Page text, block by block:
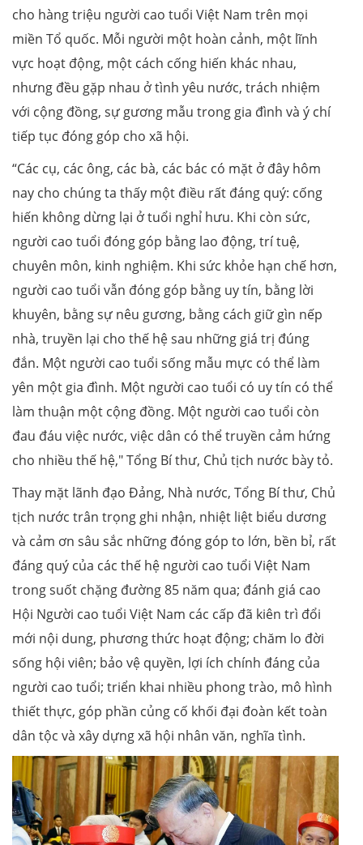
cho hàng triệu người cao tuổi Việt Nam trên mọi
miền Tổ quốc. Mỗi người một hoàn cảnh, một lĩnh
vực hoạt động, một cách cống hiến khác nhau,
nhưng đều gặp nhau ở tình yêu nước, trách nhiệm
với cộng đồng, sự gương mẫu trong gia đình và ý chí
tiếp tục đóng góp cho xã hội.
“Các cụ, các ông, các bà, các bác có mặt ở đây hôm
nay cho chúng ta thấy một điều rất đáng quý: cống
hiến không dừng lại ở tuổi nghỉ hưu. Khi còn sức,
người cao tuổi đóng góp bằng lao động, trí tuệ,
chuyên môn, kinh nghiệm. Khi sức khỏe hạn chế hơn,
người cao tuổi vẫn đóng góp bằng uy tín, bằng lời
khuyên, bằng sự nêu gương, bằng cách giữ gìn nếp
nhà, truyền lại cho thế hệ sau những giá trị đúng
đắn. Một người cao tuổi sống mẫu mực có thể làm
yên một gia đình. Một người cao tuổi có uy tín có thể
làm thuận một cộng đồng. Một người cao tuổi còn
đau đáu việc nước, việc dân có thể truyền cảm hứng
cho nhiều thế hệ," Tổng Bí thư, Chủ tịch nước bày tỏ.
Thay mặt lãnh đạo Đảng, Nhà nước, Tổng Bí thư, Chủ
tịch nước trân trọng ghi nhận, nhiệt liệt biểu dương
và cảm ơn sâu sắc những đóng góp to lớn, bền bỉ, rất
đáng quý của các thế hệ người cao tuổi Việt Nam
trong suốt chặng đường 85 năm qua; đánh giá cao
Hội Người cao tuổi Việt Nam các cấp đã kiên trì đổi
mới nội dung, phương thức hoạt động; chăm lo đời
sống hội viên; bảo vệ quyền, lợi ích chính đáng của
người cao tuổi; triển khai nhiều phong trào, mô hình
thiết thực, góp phần củng cố khối đại đoàn kết toàn
dân tộc và xây dựng xã hội nhân văn, nghĩa tình.